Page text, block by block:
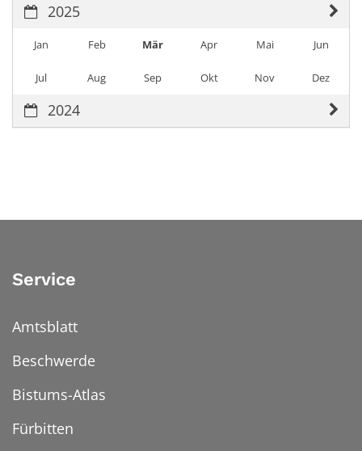
2025
Jan Feb Mär Apr Mai Jun
Jul Aug Sep Okt Nov Dez
2024
Service
Amtsblatt
Beschwerde
Bistums-Atlas
Fürbitten